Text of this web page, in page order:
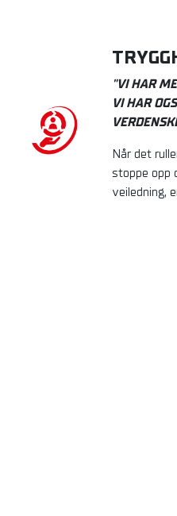
"VI HAR
VI HAR
Når det
stoppe opp
veiledning,